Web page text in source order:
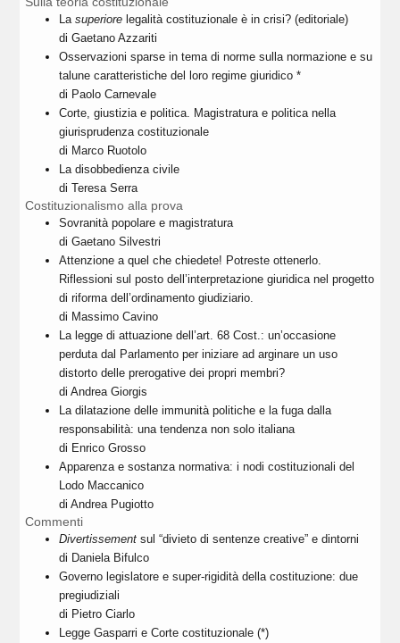
La superiorelegalità costituzionale è in crisi? (editoriale)
di Gaetano Azzariti
Osservazioni sparse in tema di norme sulla normazione e su
talune caratteristiche del loro regime giuridico *
di Paolo Carnevale
Corte, giustizia e politica. Magistratura e politica nella
giurisprudenza costituzionale
di Marco Ruotolo
La disobbedienza civile
di Teresa Serra
Costituzionalismo alla prova
Sovranità popolare e magistratura
di Gaetano Silvestri
Attenzione a quel che chiedete! Potreste ottenerlo.
Riflessioni sul posto dell’interpretazione giuridica nel progetto
di riforma dell’ordinamento giudiziario.
di Massimo Cavino
La legge di attuazione dell’art. 68 Cost.: un’occasione
perduta dal Parlamento per iniziare ad arginare un uso
distorto delle prerogative dei propri membri?
di Andrea Giorgis
La dilatazione delle immunità politiche e la fuga dalla
responsabilità: una tendenza non solo italiana
di Enrico Grosso
Apparenza e sostanza normativa: i nodi costituzionali del
Lodo Maccanico
di Andrea Pugiotto
Commenti
Divertissementsul “divieto di sentenze creative” e dintorni
di Daniela Bifulco
Governo legislatore e super-rigidità della costituzione: due
pregiudiziali
di Pietro Ciarlo
Legge Gasparri e Corte costituzionale (*)